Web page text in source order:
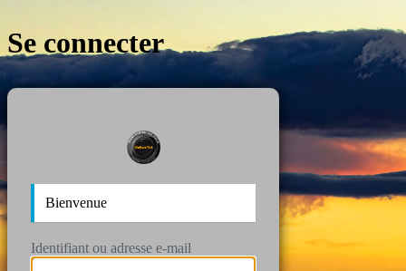
Se connecter
https://
Bienvenue
Identifiant ou adresse e-mail